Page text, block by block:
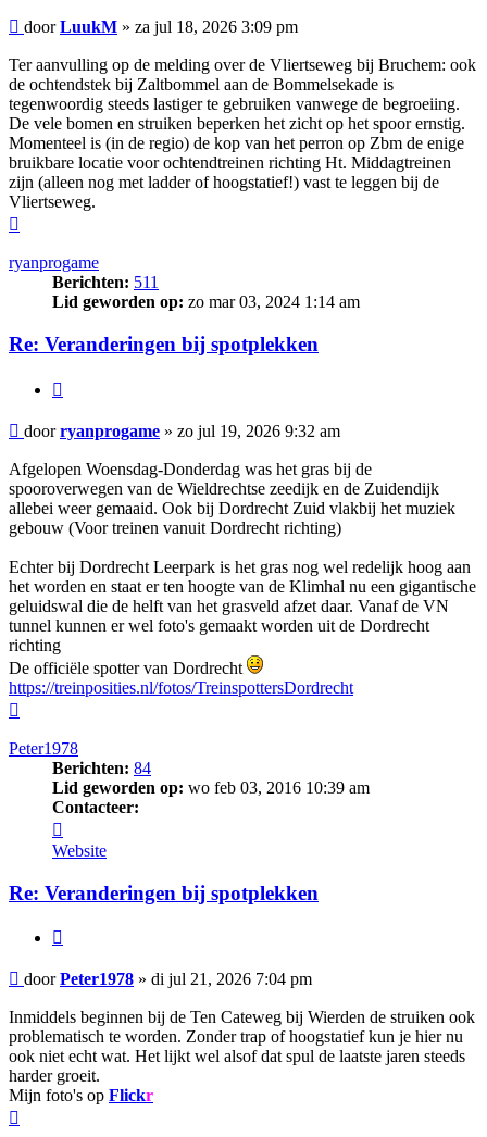
Bericht
doorLuukM » za jul 18, 2026 3:09 pm
Ter aanvulling op de melding over de Vliertseweg bij Bruchem: ook
de ochtendstek bij Zaltbommel aan de Bommelsekade is
tegenwoordig steeds lastiger te gebruiken vanwege de begroeiing.
De vele bomen en struiken beperken het zicht op het spoor ernstig.
Momenteel is (in de regio) de kop van het perron op Zbm de enige
bruikbare locatie voor ochtendtreinen richting Ht. Middagtreinen
zijn (alleen nog met ladder of hoogstatief!) vast te leggen bij de
Vliertseweg.
ryanprogame
Berichten: 511
Lid geworden op: zo mar 03, 2024 1:14 am
Re: Veranderingen bij spotplekken
Bericht
doorryanprogame » zo jul 19, 2026 9:32 am
Afgelopen Woensdag-Donderdag was het gras bij de
spooroverwegen van de Wieldrechtse zeedijk en de Zuidendijk
allebei weer gemaaid. Ook bij Dordrecht Zuid vlakbij het muziek
gebouw (Voor treinen vanuit Dordrecht richting)
Echter bij Dordrecht Leerpark is het gras nog wel redelijk hoog aan
het worden en staat er ten hoogte van de Klimhal nu een gigantische
geluidswal die de helft van het grasveld afzet daar. Vanaf de VN
tunnel kunnen er wel foto's gemaakt worden uit de Dordrecht
richting
De officiële spotter van Dordrecht
https://treinposities.nl/fotos/TreinspottersDordrecht
Peter1978
Berichten: 84
Lid geworden op: wo feb 03, 2016 10:39 am
Contacteer:
Peter1978
Website
Re: Veranderingen bij spotplekken
Bericht
doorPeter1978 » di jul 21, 2026 7:04 pm
Inmiddels beginnen bij de Ten Cateweg bij Wierden de struiken ook
problematisch te worden. Zonder trap of hoogstatief kun je hier nu
ook niet echt wat. Het lijkt wel alsof dat spul de laatste jaren steeds
harder groeit.
Mijn foto's op Flickr